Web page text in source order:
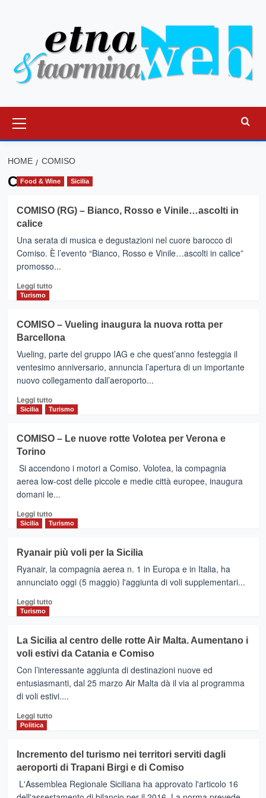
principale
HOME COMISO
Comiso
Food & Wine Sicilia
COMISO (RG) – Bianco, Rosso e Vinile…ascolti in
calice
Una serata di musica e degustazioni nel cuore barocco di
Comiso. È l’evento “Bianco, Rosso e Vinile…ascolti in calice”
promosso...
Leggi tuttoLeggi
COMISO
(RG)
–
Bianco,
Rosso
e
Vinile…
ascolti
Turismo
COMISO – Vueling inaugura la nuova rotta per
Barcellona
Vueling, parte del gruppo IAG e che quest’anno festeggia il
ventesimo anniversario, annuncia l’apertura di un importante
nuovo collegamento dall’aeroporto...
Leggi tuttoLeggi
di
COMISO
Vueling
inaugura
la
nuova
rotta
per
Sicilia Turismo
COMISO – Le nuove rotte Volotea per Verona e
Torino
Si accendono i motori a Comiso. Volotea, la compagnia
aerea low-cost delle piccole e medie città europee, inaugura
domani le...
Leggi tuttoLeggi
di
COMISO
–
Le
nuove
rotte
Verona
e
Torino
Sicilia Turismo
Ryanair più voli per la Sicilia
Ryanair, la compagnia aerea n. 1 in Europa e in Italia, ha
annunciato oggi (5 maggio) l'aggiunta di voli supplementari...
Leggi tuttoLeggi
Ryanair
più
voli
la
Sicilia
Turismo
La Sicilia al centro delle rotte Air Malta. Aumentano i
voli estivi da Catania e Comiso
Con l’interessante aggiunta di destinazioni nuove ed
entusiasmanti, dal 25 marzo Air Malta dà il via al programma
di voli estivi....
Leggi tuttoLeggi
La
Sicilia
al
centro
Politica
Incremento del turismo nei territori serviti dagli
aeroporti di Trapani Birgi e di Comiso
L'Assemblea Regionale Siciliana ha approvato l'articolo 16